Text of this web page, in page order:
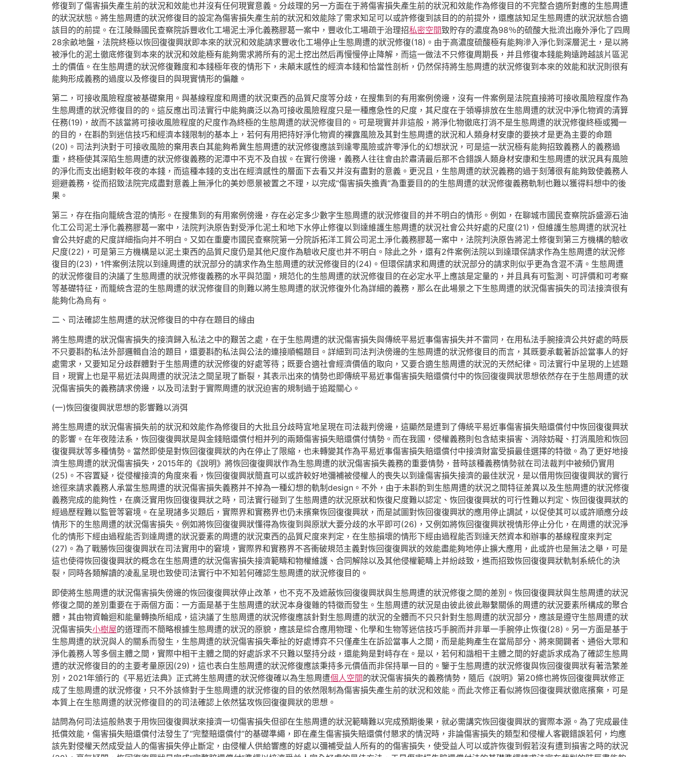
修復到了傷害損失產生前的狀況和效能也并沒有任何現實意義。分歧理的另一方面在于將傷害損失產生前的狀況和效能作為修復目的不完整合適所對應的生態周遭
的狀況狀態。將生態周遭的狀況修復目的設定為傷害損失產生前的狀況和效能除了需求知足可以或許修復到該目的的前提外，還應該知足生態周遭的狀況狀態合適
該目的的前提。在江陵縣國民查察院訴豐收化工場泥土淨化義務膠葛一案中，豐收化工場疏于治理招私密空間致貯存的濃度為98％的硫酸大批流出廠外淨化了四周
28余畝地盤，法院終極以恢回復復興狀即本來的狀況和效能請求豐收化工場停止生態周遭的狀況修復(18)。由于高濃度硫酸極有能夠滲入淨化到深層泥土，是以將
被淨化的泥土徹底修復到本來的狀況和效能極有能夠需求將所有的泥土挖出然后再慢慢停止降解，而這一做法不只修復周期長，并且修復本錢能夠遠跨越該片區泥
土的價值。在生態周遭的狀況修復難度和本錢極年夜的情形下，未顛末感性的經濟本錢和恰當性剖析，仍然保持將生態周遭的狀況修復到本來的效能和狀況則很有
能夠形成義務的過度以及修復目的與現實情形的偏離。
第二，可接收風險程度被基礎棄用。與基線程度和周遭的狀況東西的品質尺度等分歧，在搜集到的有用案例傍邊，沒有一件案例是法院直接將可接收風險程度作為
生態周遭的狀況修復目的的。這反應出司法實行中能夠廣泛以為可接收風險程度只是一種應急性的尺度，其尺度在于領導排放在生態周遭的狀況中淨化物資的清算
任務(19)，故而不該當將可接收風險程度的尺度作為終極的生態周遭的狀況修復目的。可是現實并非這般，將淨化物徹底打消不是生態周遭的狀況修復終極或獨一
的目的，在斟酌到迷信技巧和經濟本錢限制的基本上，若何有用把持好淨化物資的裸露風險及其對生態周遭的狀況和人類身材安康的要挾才是更為主要的命題
(20)。司法判決對于可接收風險的棄用表白其能夠希冀生態周遭的狀況修復應該到達零風險或許零淨化的幻想狀況，可是這一狀況極有能夠招致義務人的義務過
重，終極使其深陷生態周遭的狀況修復義務的泥潭中不克不及自拔。在實行傍邊，義務人往往會由於肅清最后那不合錯誤人類身材安康和生態周遭的狀況具有風險
的淨化而支出絕對較年夜的本錢，而這種本錢的支出在經濟感性的層面下去看又并沒有盡對的意義。更況且，生態周遭的狀況義務的過于刻薄很有能夠致使義務人
迴避義務，從而招致法院完成盡對意義上無淨化的美妙愿景被置之不理，以完成“傷害損失擔責”為重要目的的生態周遭的狀況修復義務軌制也難以獲得料想中的後
果。
第三，存在指向籠統含混的情形。在搜集到的有用案例傍邊，存在必定多少數字生態周遭的狀況修復目的并不明白的情形。例如，在聊城市國民查察院訴盛源石油
化工公司泥土淨化義務膠葛一案中，法院判決原告對受淨化泥土和地下水停止修復以到達維護生態周遭的狀況社會公共好處的尺度(21)，但維護生態周遭的狀況社
會公共好處的尺度詳細指向并不明白。又如在重慶市國民查察院第一分院訴拓洋工貿公司泥土淨化義務膠葛一案中，法院判決原告將泥土修復到第三方機構的驗收
尺度(22)，可是第三方機構是以泥土東西的品質尺度仍是其他尺度作為驗收尺度也并不明白。除此之外，還有2件案例法院以到達環保請求作為生態周遭的狀況修
復目的(23)，1件案例法院以到達周遭的狀況部分的請求作為生態周遭的狀況修復目的(24)。但環保請求和周遭的狀況部分的請求則似乎更為含混不清。生態周遭
的狀況修復目的決議了生態周遭的狀況修復義務的水平與范圍，規范化的生態周遭的狀況修復目的在必定水平上應該是定量的，并且具有可監測、可評價和可考察
等基礎特征，而籠統含混的生態周遭的狀況修復目的則難以將生態周遭的狀況修復外化為詳細的義務，那么在此場景之下生態周遭的狀況傷害損失的司法接濟很有
能夠化為烏有。
二、司法確認生態周遭的狀況修復目的中存在題目的緣由
將生態周遭的狀況傷害損失的接濟歸入私法之中的艱苦之處，在于生態周遭的狀況傷害損失與傳統平易近事傷害損失并不雷同，在用私法手腕接濟公共好處的時辰
不只要斟酌私法外部邏輯自洽的題目，還要斟酌私法與公法的連接順暢題目。詳細到司法判決傍邊的生態周遭的狀況修復目的而言，其既要承載著訴訟當事人的好
處需求，又要知足分歧群體對于生態周遭的狀況修復的好處等待；既要合適社會經濟價值的取向，又要合適生態周遭的狀況的天然紀律。司法實行中呈現的上述題
目，現實上也是平易近法與周遭的狀況法之間呈現了斷裂，其表示出來的情勢也即傳統平易近事傷害損失賠還償付中的恢回復復興狀思想依然存在于生態周遭的狀
況傷害損失的義務請求傍邊，以及司法對于實際周遭的狀況迫害的規制過于追蹤關心。
(一)恢回復復興狀思想的影響難以消弭
將生態周遭的狀況傷害損失前的狀況和效能作為修復目的大批且分歧時宜地呈現在司法裁判傍邊，這顯然是遭到了傳統平易近事傷害損失賠還償付中恢回復復興狀
的影響。在年夜陸法系，恢回復復興狀是與金錢賠還償付相并列的兩類傷害損失賠還償付情勢。而在我國，侵權義務則包含結束損害、消除妨礙、打消風險和恢回
復復興狀等多種情勢。當然即使是對恢回復復興狀的內在停止了限縮，也未轉變其作為平易近事傷害損失賠還償付中接濟財富受損最佳選擇的特徵。為了更好地接
濟生態周遭的狀況傷害損失，2015年的《說明》將恢回復復興狀作為生態周遭的狀況傷害損失義務的重要情勢，昔時該種義務情勢就在司法裁判中被頻仍實用
(25)。不容置疑，從侵權接濟的角度來看，恢回復復興狀簡直可以或許較好地彌補被侵權人的喪失以到達傷害損失接濟的最佳狀況，是以借用恢回復復興狀的實行
途徑來請求義務人承當生態周遭的狀況傷害損失義務并不掉為一種幻想的軌制design。不外，由于未斟酌到生態周遭的狀況之間特征差異以及生態周遭的狀況修復
義務完成的能夠性，在廣泛實用恢回復復興狀之時，司法實行碰到了生態周遭的狀況原狀和恢復尺度難以認定、恢回復復興狀的可行性難以判定、恢回復復興狀的
經過歷程難以監管等窘境。在呈現諸多災題后，實際界和實務界也仍未擯棄恢回復復興狀，而是試圖對恢回復復興狀的應用停止調試，以促使其可以或許順應分歧
情形下的生態周遭的狀況傷害損失。例如將恢回復復興狀懂得為恢復到與原狀大要分歧的水平即可(26)，又例如將恢回復復興狀視情形停止分化，在周遭的狀況淨
化的情形下經由過程能否到達周遭的狀況要素的周遭的狀況東西的品質尺度來判定，在生態損壞的情形下經由過程能否到達天然資本和辦事的基線程度來判定
(27)。為了戰勝恢回復復興狀在司法實用中的窘境，實際界和實務界不吝衝破規范主義對恢回復復興狀的效能盡能夠地停止擴大應用，此或許也是無法之舉，可是
這也使得恢回復復興狀的概念在生態周遭的狀況傷害損失接濟範疇和物權維護、合同解除以及其他侵權範疇上并紛歧致，進而招致恢回復復興狀軌制系統化的決
裂，同時各類解讀的凌亂呈現也致使司法實行中不知若何確認生態周遭的狀況修復目的。
即使將生態周遭的狀況傷害損失傍邊的恢回復復興狀停止改革，也不克不及遮蔽恢回復復興狀與生態周遭的狀況修復之間的差別。恢回復復興狀與生態周遭的狀況
修復之間的差別重要在于兩個方面：一方面是基于生態周遭的狀況本身復雜的特徵而發生。生態周遭的狀況是由彼此彼此聯繫關係的周遭的狀況要素所構成的聚合
體，其由物資輪迴和能量轉換所組成，這決議了生態周遭的狀況修復應該針對生態周遭的狀況的全體而不只只針對生態周遭的狀況部分，應該是遵守生態周遭的狀
況傷害損失小樹屋的道理而不簡略根據生態周遭的狀況的原貌，應該是綜合應用物理、化學和生物等迷信技巧手腕而并非單一手腕停止恢復(28)。另一方面是基于
生態周遭的狀況與人的關系而發生，生態周遭的狀況傷害損失牽扯的好處博弈不只僅產生在訴訟當事人之間，而是能夠產生在當局部分、將來開闢者、通俗大眾和
淨化義務人等多個主體之間，實際中相干主體之間的好處訴求不只難以堅持分歧，還能夠是對峙存在。是以，若何和諧相干主體之間的好處訴求成為了確認生態周
遭的狀況修復目的的主要考量原因(29)，這也表白生態周遭的狀況修復應該秉持多元價值而非保持單一目的。鑒于生態周遭的狀況修復與恢回復復興狀有著浩繁差
別，2021年頒行的《平易近法典》正式將生態周遭的狀況修復確以為生態周遭個人空間的狀況傷害損失的義務情勢，隨后《說明》第20條也將恢回復復興狀修正
成了生態周遭的狀況修復，只不外該條對于生態周遭的狀況修復的目的依然限制為傷害損失產生前的狀況和效能。而此次修正看似將恢回復復興狀徹底擯棄，可是
本質上在生態周遭的狀況修復目的的司法確認上依然猛攻恢回復復興狀的思想。
詰問為何司法這般熱衷于用恢回復復興狀來接濟一切傷害損失但卻在生態周遭的狀況範疇難以完成預期後果，就必需講究恢回復復興狀的實際本源。為了完成最佳
抵償效能，傷害損失賠還償付法發生了“完整賠還償付”的基礎準繩，即在產生傷害損失賠還償付懇求的情況時，非論傷害損失的類型和侵權人客觀錯誤若何，均應
該先對侵權天然成受益人的傷害損失停止斷定，由侵權人供給響應的好處以彌補受益人所有的的傷害損失，使受益人可以或許恢復到假若沒有遭到損害之時的狀況